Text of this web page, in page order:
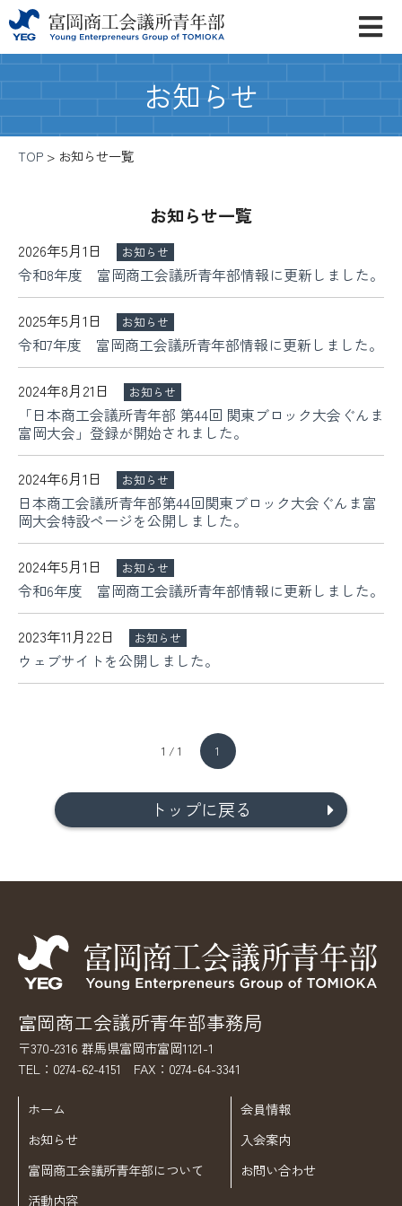
お知らせ
TOP > お知らせ一覧
お知らせ一覧
2026年5月1日 お知らせ
令和8年度 富岡商工会議所青年部情報に更新しました。
2025年5月1日 お知らせ
令和7年度 富岡商工会議所青年部情報に更新しました。
2024年8月21日 お知らせ
「日本商工会議所青年部 第44回 関東ブロック大会ぐんま
富岡大会」登録が開始されました。
2024年6月1日 お知らせ
日本商工会議所青年部第44回関東ブロック大会ぐんま富
岡大会特設ページを公開しました。
2024年5月1日 お知らせ
令和6年度 富岡商工会議所青年部情報に更新しました。
2023年11月22日 お知らせ
ウェブサイトを公開しました。
1 / 1 1
トップに戻る
富岡商工会議所青年部事務局
〒370-2316 群馬県富岡市富岡1121-1
TEL：0274-62-4151 FAX：0274-64-3341
ホーム
お知らせ
富岡商工会議所青年部について
活動内容
会員情報
入会案内
お問い合わせ